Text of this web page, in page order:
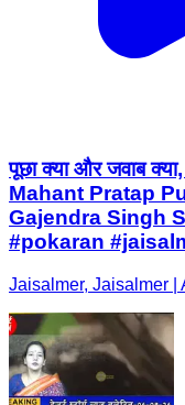
पूछा क्या और जवाब क्या,
Mahant Pratap
Gajendra Singh
#pokaran
Jaisalmer, Jaisalmer |